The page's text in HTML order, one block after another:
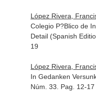
López Rivera,
Colegio P?Blico de
Detail (Spanish
19
López Rivera,
In Gedanken
Núm. 33. Pag. 12-17